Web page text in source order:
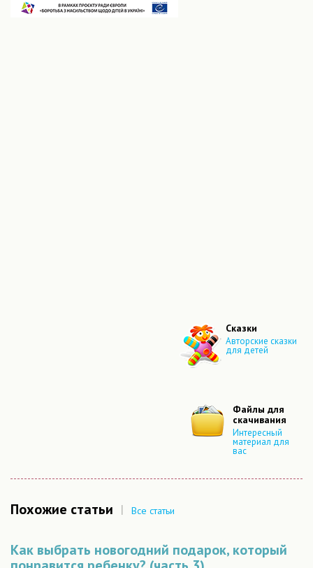
Сказки
Авторские сказки
для детей
Файлы для
скачивания
Интересный
материал для
вас
Похожие статьи | Все статьи
Как выбрать новогодний подарок, который